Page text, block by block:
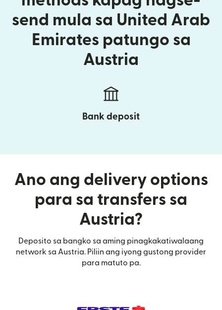
send mula sa United Arab
Emirates patungo sa
Austria
Bank deposit
Ano ang delivery options
para sa transfers sa
Austria?
Deposito sa bangko sa aming pinagkakatiwalaang
network sa Austria. Piliin ang iyong gustong provider
para matuto pa.